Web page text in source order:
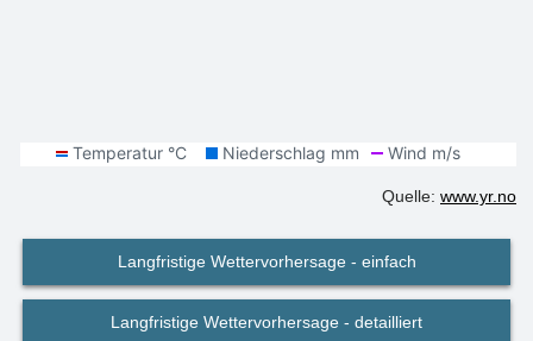
Quelle: www.yr.no
Langfristige Wettervorhersage - einfach
Langfristige Wettervorhersage - detailliert